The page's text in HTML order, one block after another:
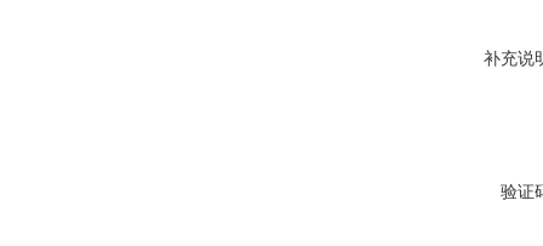
补充说
验证